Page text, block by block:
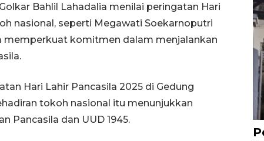
Bahlil Lahadalia menilai peringatan Hari
nasional, seperti Megawati Soekarnoputri
memperkuat komitmen dalam menjalankan
Hari Lahir Pancasila 2025 di Gedung
tokoh nasional itu menunjukkan
Pancasila dan UUD 1945.